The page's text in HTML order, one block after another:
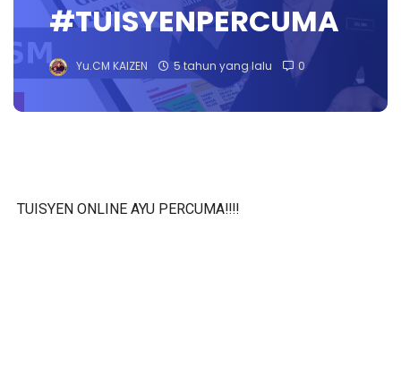
#TUISYENPERCUMA
Yu.CM KAIZEN 5 tahun yang lalu 0
TUISYEN ONLINE AYU PERCUMA‼️‼️